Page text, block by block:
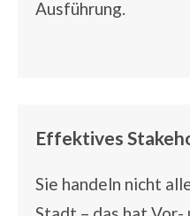
Ausführung.
Effektives
Sie handeln nicht